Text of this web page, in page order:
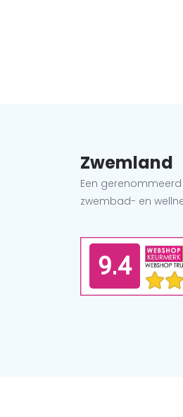
Zwemland
Een
zwembad- en